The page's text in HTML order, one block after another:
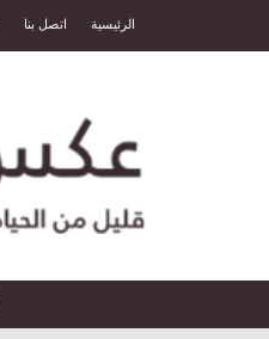
الرئيسية اتصل بنا